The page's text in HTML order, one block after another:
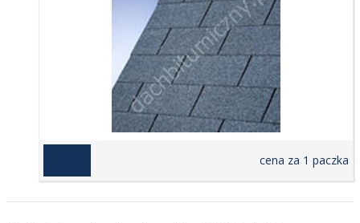
cena za 1 paczka